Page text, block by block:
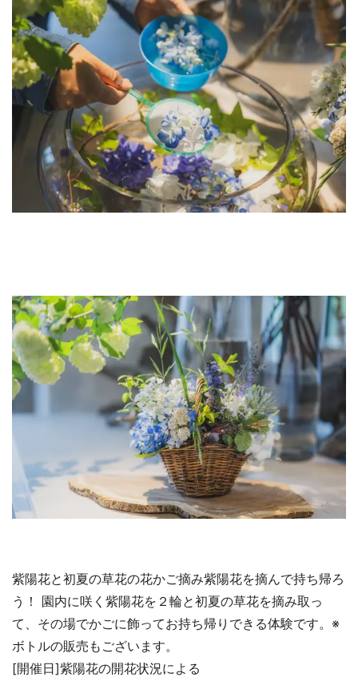
紫陽花と初夏の草花の花かご摘み紫陽花を摘んで持ち帰ろ
う！ 園内に咲く紫陽花を２輪と初夏の草花を摘み取っ
て、その場でかごに飾ってお持ち帰りできる体験です。※
ボトルの販売もございます。
[開催日]紫陽花の開花状況による